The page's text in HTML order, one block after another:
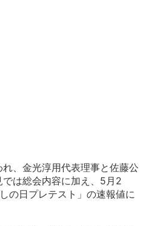
、金光淳用代表理事と佐藤公
は総会内容に加え、5月2
の日プレテスト」の速報値に